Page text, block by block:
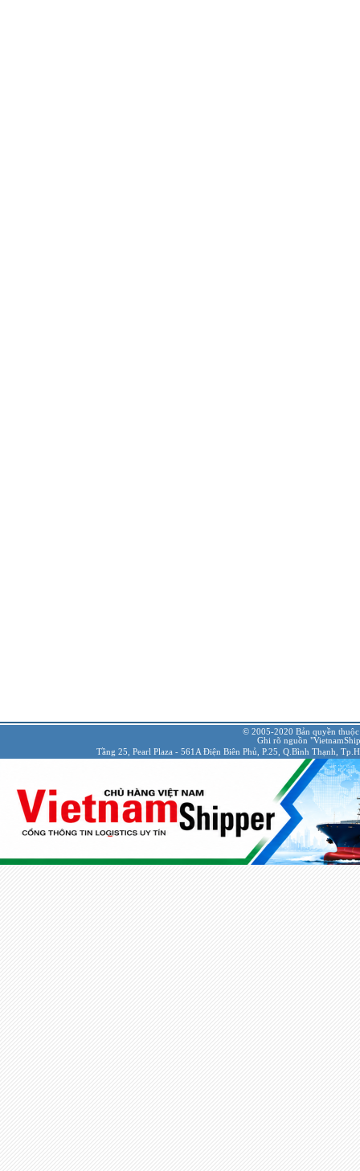
© 2005-2020 Bản quyền
Ghi rõ nguồn
Tầng 25, Pearl Plaza - 561A Điện Biên Phủ, P.25, Q.Bình Thạnh,